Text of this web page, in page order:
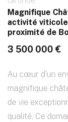
Magnifique
activité viticole
proximité de
3 500 000 €
Au cœur d'un
magnifique
de vie
qualité. Ce